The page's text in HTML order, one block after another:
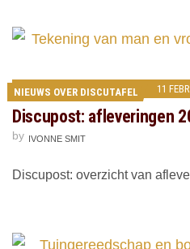
NIEUWS OVER DISCUTAFEL 11
Discupost: afleveringen
by IVONNE SMIT
Discupost: overzicht van